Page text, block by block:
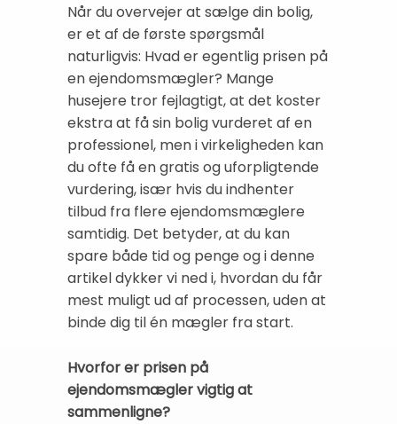
Når du overvejer at sælge din bolig,
er et af de første spørgsmål
naturligvis: Hvad er egentlig prisen på
en ejendomsmægler? Mange
husejere tror fejlagtigt, at det koster
ekstra at få sin bolig vurderet af en
professionel, men i virkeligheden kan
du ofte få en gratis og uforpligtende
vurdering, især hvis du indhenter
tilbud fra flere ejendomsmæglere
samtidig. Det betyder, at du kan
spare både tid og penge og i denne
artikel dykker vi ned i, hvordan du får
mest muligt ud af processen, uden at
binde dig til én mægler fra start.
Hvorfor er prisen på
ejendomsmægler vigtig at
sammenligne?